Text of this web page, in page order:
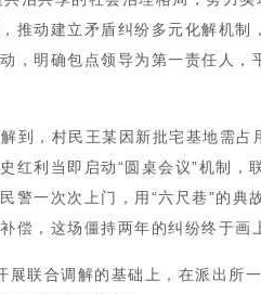
推动建立矛盾纠纷多元化解机
，明确包点领导为第一责任人
到，村民王某因新批宅基地需
红利当即启动“圆桌会议”机制
警一次次上门，用“六尺巷”的
偿，这场僵持两年的纠纷终于画
联合调解的基础上，在派出所